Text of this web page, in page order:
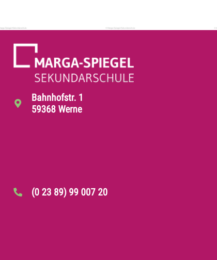
Bahnhofstr. 1
59368 Werne
(0 23 89) 99 007 20